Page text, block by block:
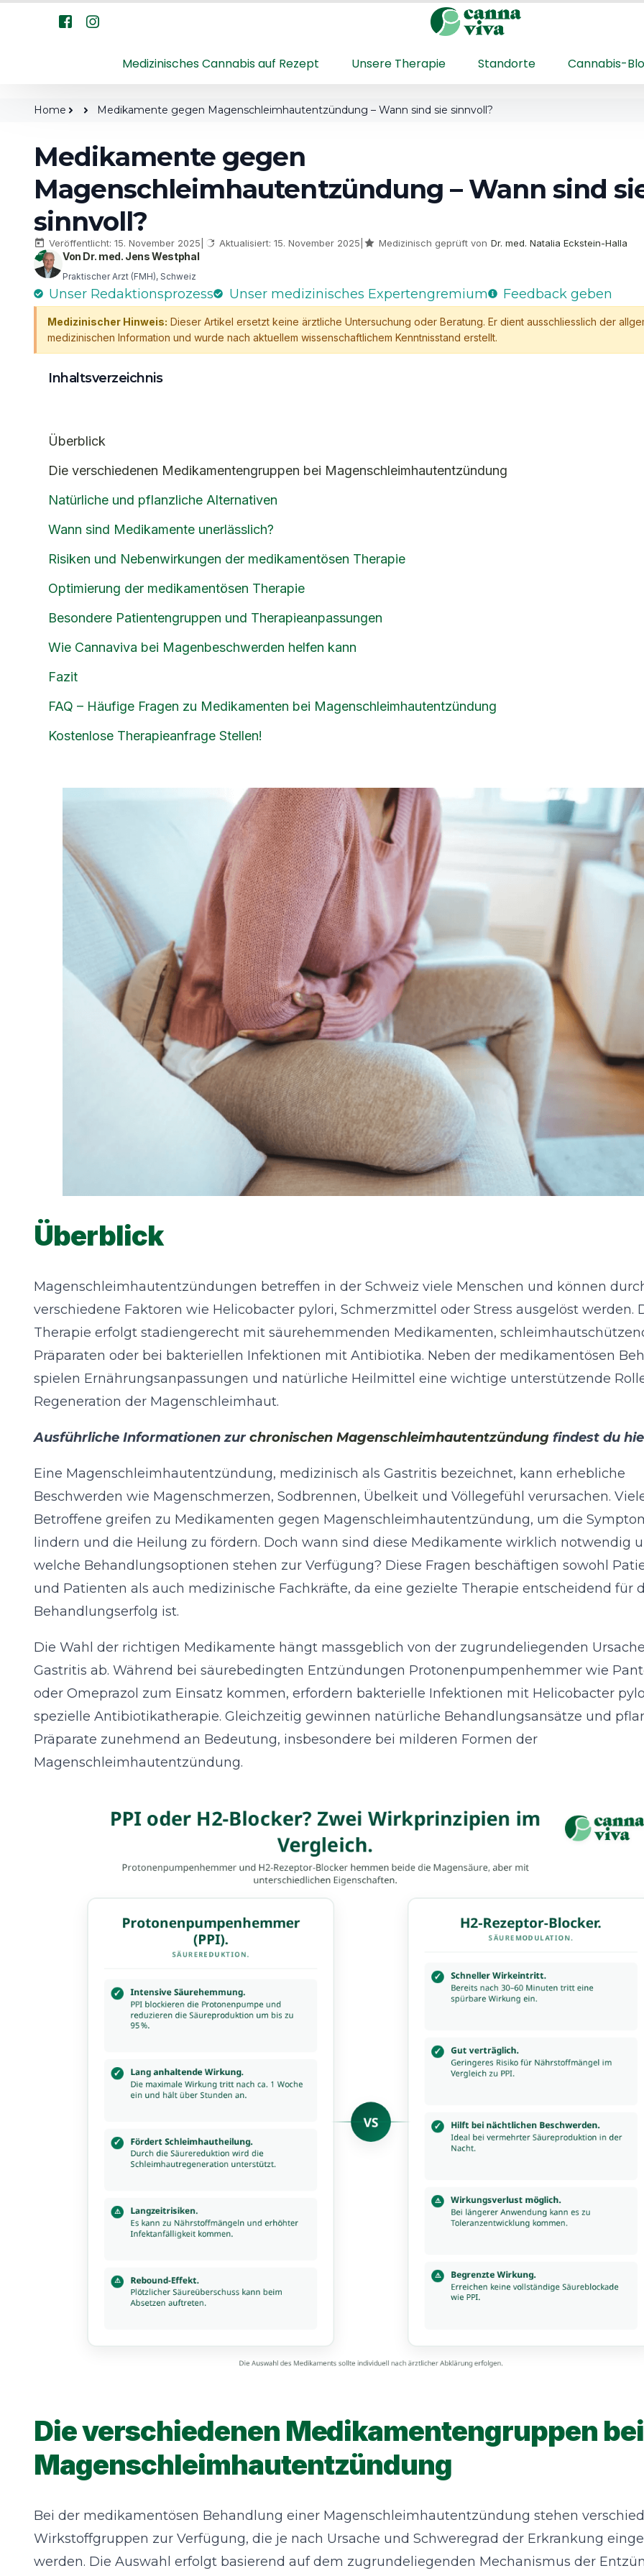
Medizinisches Cannabis auf Rezept Unsere Therapie Standorte Cannabis-
Home Medikamente gegen Magenschleimhautentzündung – Wann sind sie sinnvoll?
Medikamente gegen
Magenschleimhautentzündung – Wann sind
sinnvoll?
Veröffentlicht: 15. November 2025 Aktualisiert: 15. November 2025 Medizinisch geprüft von Dr. med. Natalia Eckstein-Halla
Von Dr. med. Jens Westphal
Praktischer Arzt (FMH), Schweiz
Unser Redaktionsprozess Unser medizinisches Expertengremium Feedback geben
Medizinischer Hinweis: Dieser Artikel ersetzt keine ärztliche Untersuchung oder Beratung. Er dient ausschliesslich der
medizinischen Information und wurde nach aktuellem wissenschaftlichem Kenntnisstand erstellt.
Inhaltsverzeichnis
Überblick
Die verschiedenen Medikamentengruppen bei Magenschleimhautentzündung
Natürliche und pflanzliche Alternativen
Wann sind Medikamente unerlässlich?
Risiken und Nebenwirkungen der medikamentösen Therapie
Optimierung der medikamentösen Therapie
Besondere Patientengruppen und Therapieanpassungen
Wie Cannaviva bei Magenbeschwerden helfen kann
Fazit
FAQ – Häufige Fragen zu Medikamenten bei Magenschleimhautentzündung
Kostenlose Therapieanfrage Stellen!
Überblick
Magenschleimhautentzündungen betreffen in der Schweiz viele Menschen und können
verschiedene Faktoren wie Helicobacter pylori, Schmerzmittel oder Stress ausgelöst werden.
Therapie erfolgt stadiengerecht mit säurehemmenden Medikamenten,
Präparaten oder bei bakteriellen Infektionen mit Antibiotika. Neben der medikamentösen
spielen Ernährungsanpassungen und natürliche Heilmittel eine wichtige unterstützende
Regeneration der Magenschleimhaut.
Ausführliche Informationen zurchronischen Magenschleimhautentzündung findest du
Eine Magenschleimhautentzündung, medizinisch als Gastritis bezeichnet, kann erhebliche
Beschwerden wie Magenschmerzen, Sodbrennen, Übelkeit und Völlegefühl verursachen.
Betroffene greifen zu Medikamenten gegen Magenschleimhautentzündung, um die
lindern und die Heilung zu fördern. Doch wann sind diese Medikamente wirklich notwendig
welche Behandlungsoptionen stehen zur Verfügung? Diese Fragen beschäftigen sowohl
und Patienten als auch medizinische Fachkräfte, da eine gezielte Therapie entscheidend für
Behandlungserfolg ist.
Die Wahl der richtigen Medikamente hängt massgeblich von der zugrundeliegenden
Gastritis ab. Während bei säurebedingten Entzündungen Protonenpumpenhemmer wie
oder Omeprazol zum Einsatz kommen, erfordern bakterielle Infektionen mit Helicobacter
spezielle Antibiotikatherapie. Gleichzeitig gewinnen natürliche Behandlungsansätze und
Präparate zunehmend an Bedeutung, insbesondere bei milderen Formen der
Magenschleimhautentzündung.
Die verschiedenen Medikamentengruppen bei
Magenschleimhautentzündung
Bei der medikamentösen Behandlung einer Magenschleimhautentzündung stehen
Wirkstoffgruppen zur Verfügung, die je nach Ursache und Schweregrad der Erkrankung
werden. Die Auswahl erfolgt basierend auf dem zugrundeliegenden Mechanismus der